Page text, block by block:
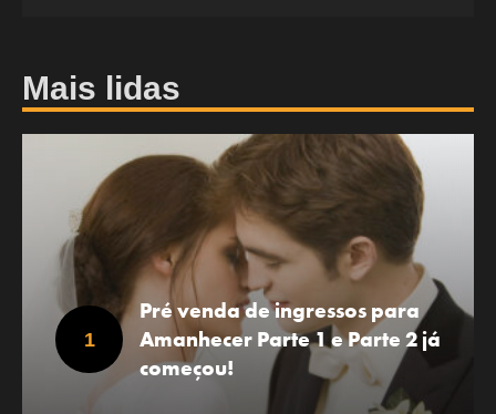
Mais lidas
Pré venda de ingressos para
Amanhecer Parte 1 e Parte 2 já
começou!